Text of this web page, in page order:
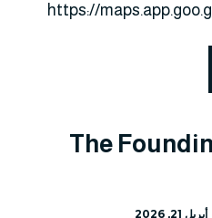
https://
The
أبريل 21, 2026